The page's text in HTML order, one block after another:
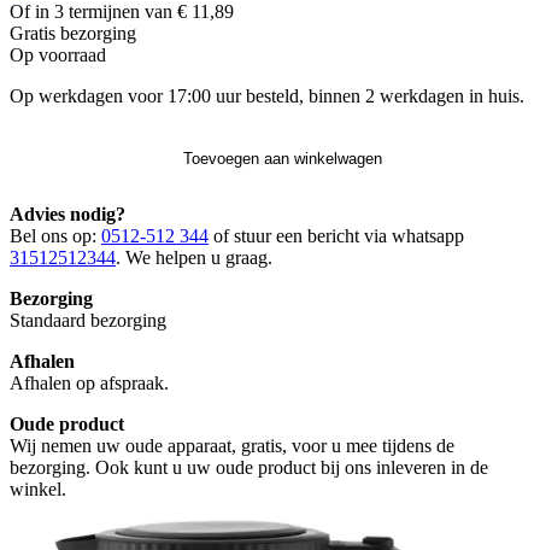
Of in 3 termijnen van € 11,89
Gratis bezorging
Op voorraad
Op werkdagen voor 17:00 uur besteld, binnen 2 werkdagen in huis.
Toevoegen aan winkelwagen
Advies nodig?
Bel ons op: 0512-512 344 of stuur een bericht via whatsapp
31512512344. We helpen u graag.
Bezorging
Standaard bezorging
Afhalen
Afhalen op afspraak.
Oude product
Wij nemen uw oude apparaat, gratis, voor u mee tijdens de
bezorging. Ook kunt u uw oude product bij ons inleveren in de
winkel.